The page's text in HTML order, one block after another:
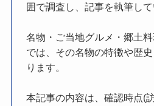
囲で調査し、記事を執筆して
名物・ご当地グルメ・郷土
では、その名物の特徴や歴
ります。
本記事の内容は、確認時点(